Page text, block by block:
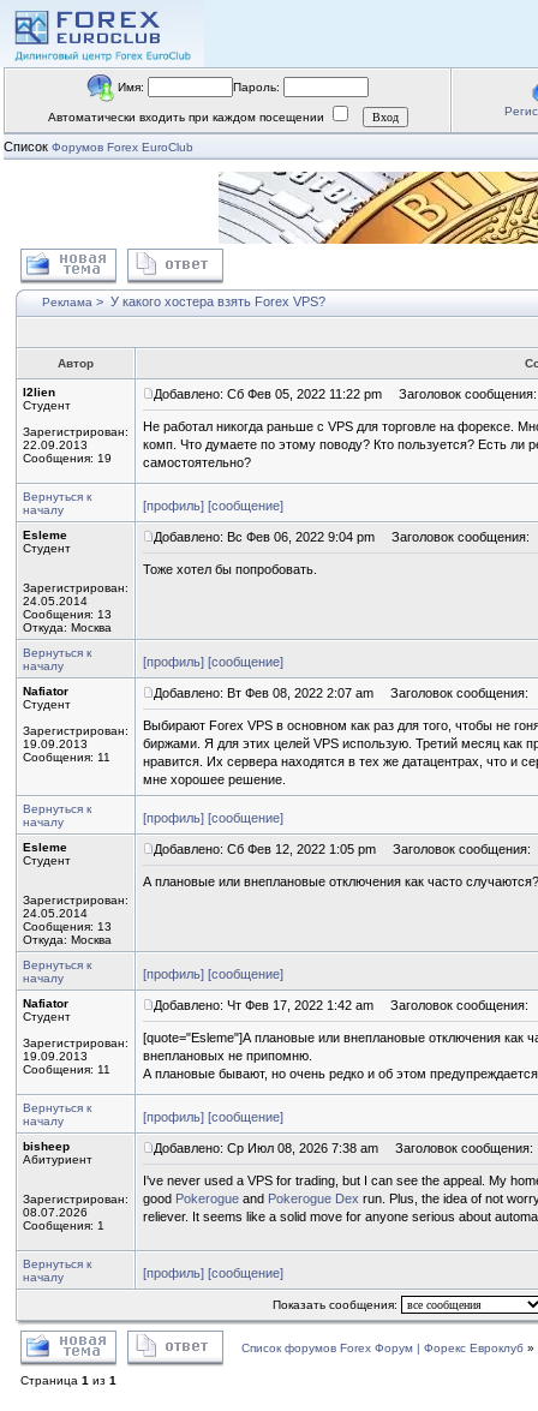
Имя: Пароль:
Автоматически входить при каждом посещении
Список Форумов Forex EuroClub
Реклама > У какого хостера взять Forex VPS?
Автор
I2lien
Студент
Зарегистрирован:
22.09.2013
Сообщения: 19
Добавлено: Сб Фев 05, 2022 11:22 pm Заголовок сообщения:
Не работал никогда раньше с VPS для торговле на форексе.
комп. Что думаете по этому поводу? Кто пользуется? Есть ли
самостоятельно?
Вернуться к
началу
[профиль] [сообщение]
Esleme
Студент
Зарегистрирован:
24.05.2014
Сообщения: 13
Откуда: Москва
Добавлено: Вс Фев 06, 2022 9:04 pm Заголовок сообщения:
Тоже хотел бы попробовать.
Вернуться к
началу
[профиль] [сообщение]
Nafiator
Студент
Зарегистрирован:
19.09.2013
Сообщения: 11
Добавлено: Вт Фев 08, 2022 2:07 am Заголовок сообщения:
Выбирают Forex VPS в основном как раз для того, чтобы не
биржами. Я для этих целей VPS использую. Третий месяц как
нравится. Их сервера находятся в тех же датацентрах, что и
мне хорошее решение.
Вернуться к
началу
[профиль] [сообщение]
Esleme
Студент
Зарегистрирован:
24.05.2014
Сообщения: 13
Откуда: Москва
Добавлено: Сб Фев 12, 2022 1:05 pm Заголовок сообщения:
А плановые или внеплановые отключения как часто случаются?
Вернуться к
началу
[профиль] [сообщение]
Nafiator
Студент
Зарегистрирован:
19.09.2013
Сообщения: 11
Добавлено: Чт Фев 17, 2022 1:42 am Заголовок сообщения:
[quote="Esleme"]А плановые или внеплановые отключения как
внеплановых не припомню.
А плановые бывают, но очень редко и об этом
Вернуться к
началу
[профиль] [сообщение]
bisheep
Абитуриент
Зарегистрирован:
08.07.2026
Сообщения: 1
Добавлено: Ср Июл 08, 2026 7:38 am Заголовок сообщения:
I've never used a VPS for trading, but I can see the appeal. My
good Pokerogue and Pokerogue Dex run. Plus, the idea of not
reliever. It seems like a solid move for anyone serious about
Вернуться к
началу
[профиль] [сообщение]
Показать сообщения:
Список форумов Forex Форум | Форекс Евроклуб »
Страница 1 из 1